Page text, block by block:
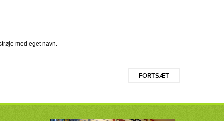
med eget navn.
FORTSÆT